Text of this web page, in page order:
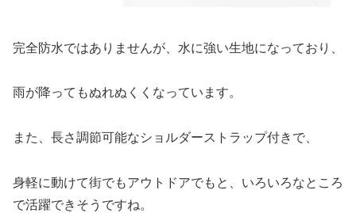
完全防水ではありませんが、水に強い生地になっており、
雨が降ってもぬれぬくくなっています。
また、長さ調節可能なショルダーストラップ付きで、
身軽に動けて街でもアウトドアでもと、いろいろなところ
で活躍できそうですね。